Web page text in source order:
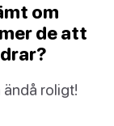
om
de att
roligt!